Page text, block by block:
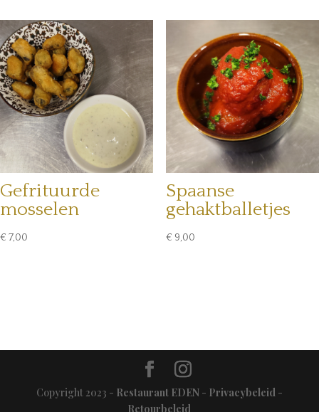
Gefrituurde
mosselen
€ 7,00
Spaanse
gehaktballetjes
€ 9,00
Copyright 2023 - Restaurant EDEN- Privacybeleid-
Retourbeleid